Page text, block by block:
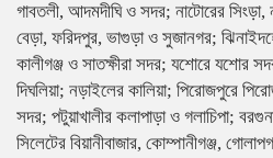
গাবতলী, আদমদীঘি ও সদর; নাটোরের সিংড়া,
বেড়া, ফরিদপুর, ভাগুড়া ও সুজানগর;
কালীগঞ্জ ও সাতক্ষীরা সদর; যশোরে যশোর
দিঘলিয়া; নড়াইলের কালিয়া; পিরোজপুরে
সদর; পটুয়াখালীর কলাপাড়া ও গলাচিপা;
সিলেটের বিয়ানীবাজার, কোম্পানীগঞ্জ,